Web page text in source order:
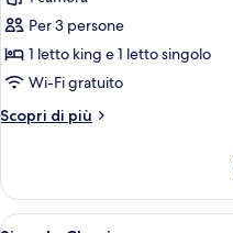
foto
per
Tripla
Superior
Per 3 persone
1 letto king e 1 letto singolo
Wi-Fi gratuito
Scopri di più
Altri
Superior
Apri